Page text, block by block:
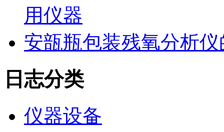
用仪器
安瓿瓶包装残氧分析
日志分类
仪器设备